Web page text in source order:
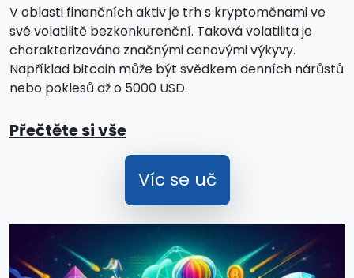
V oblasti finančních aktiv je trh s kryptoměnami ve
své volatilitě bezkonkurenční. Taková volatilita je
charakterizována značnými cenovými výkyvy.
Například bitcoin může být svědkem denních nárůstů
nebo poklesů až o 5000 USD.
Přečtěte si vše
Víc se uč